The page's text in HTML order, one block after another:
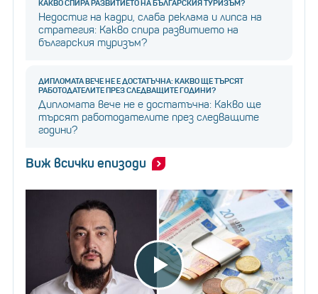
КАКВО СПИРА РАЗВИТИЕТО НА БЪЛГАРСКИЯ ТУРИЗЪМ?
Недостиг на кадри, слаба реклама и липса на
стратегия: Какво спира развитието на
българския туризъм?
ДИПЛОМАТА ВЕЧЕ НЕ Е ДОСТАТЪЧНА: КАКВО ЩЕ ТЪРСЯТ
РАБОТОДАТЕЛИТЕ ПРЕЗ СЛЕДВАЩИТЕ ГОДИНИ?
Дипломата вече не е достатъчна: Какво ще
търсят работодателите през следващите
години?
Виж всички епизоди